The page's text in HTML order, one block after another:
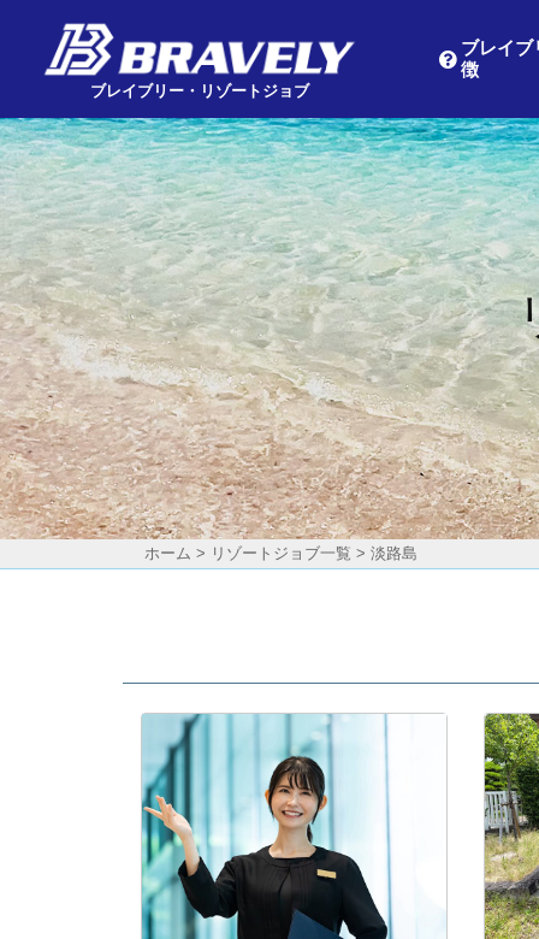
Main Navigation
ブレイブリー・リゾートジョブ
ブレイブ
徴
ホーム > リゾートジョブ一覧 > 淡路島